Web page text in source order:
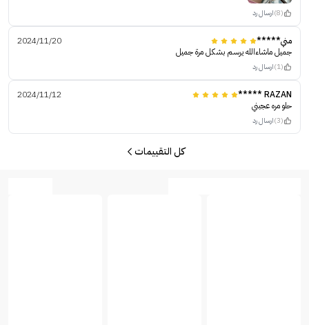
(8) ارسال رد
مني*****
2024/11/20
جميل ماشاءالله يرسم بشكل مرة جميل
(1) ارسال رد
RAZAN *****
2024/11/12
حلو مره عجبني
(3) ارسال رد
كل التقييمات